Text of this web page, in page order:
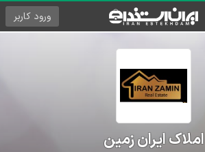
ورود کاربر
املاک ایران زمین